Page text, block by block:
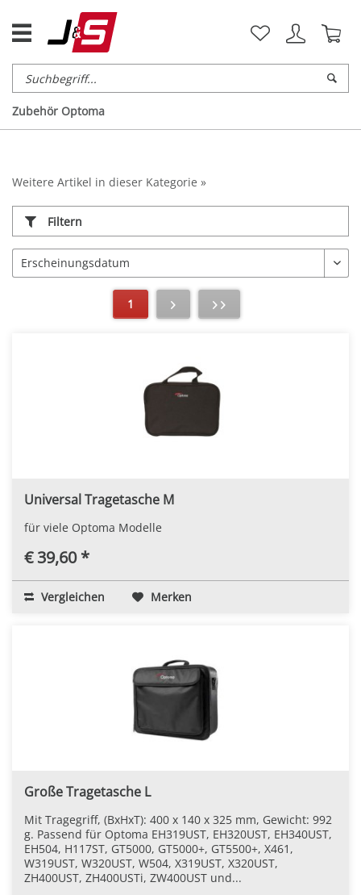
Zubehör Optoma
Weitere Artikel in dieser Kategorie »
Filtern
1
Universal Tragetasche M
für viele Optoma Modelle
€ 39,60 *
Vergleichen Merken
Große Tragetasche L
Mit Tragegriff, (BxHxT): 400 x 140 x 325 mm, Gewicht: 992
g. Passend für Optoma EH319UST, EH320UST, EH340UST,
EH504, H117ST, GT5000, GT5000+, GT5500+, X461,
W319UST, W320UST, W504, X319UST, X320UST,
ZH400UST, ZH400USTi, ZW400UST und...